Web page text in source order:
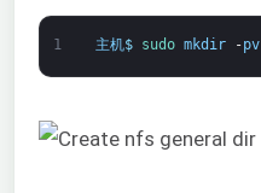
1 主机$ sudo mkdir -pv